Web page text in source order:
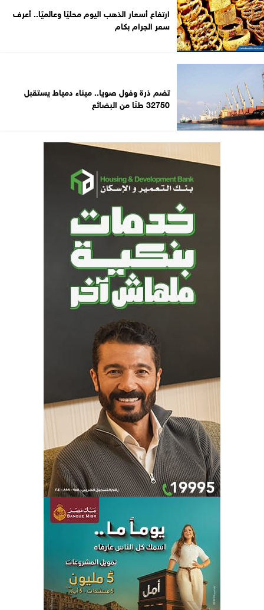
ارتفاع أسعار الذهب اليوم محليًا وعالميًا.. أعرف
سعر الجرام بكام
تضم ذرة وفول صويا.. ميناء دمياط يستقبل
32750 طنًا من البضائع